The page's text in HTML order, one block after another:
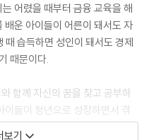
어렸을 때부터 금융 교육을 해
배운 아이들이 어른이 돼서도 자
때 습득하면 성인이 돼서도 경제
때문이다.
함께 자신의 꿈을 찾고 공부하
들이 청년으로 성장하면서 겪
하면 부자가 될 수 있는지, 어떻
보기